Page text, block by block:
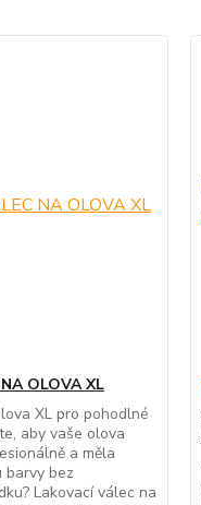
OLOVA XL
XL pro pohodlné
aby vaše olova
a měla
barvy bez
Lakovací válec na